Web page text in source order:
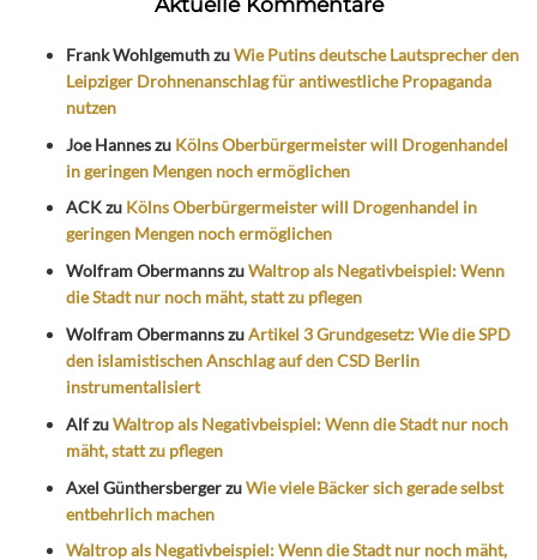
Frank WohlgemuthzuWie Putins deutsche Lautsprecher den
Leipziger Drohnenanschlag für antiwestliche Propaganda
nutzen
Joe Hanneszu Kölns Oberbürgermeister will Drogenhandel
in geringen Mengen noch ermöglichen
ACKzu Kölns Oberbürgermeister will Drogenhandel in
geringen Mengen noch ermöglichen
Wolfram ObermannszuWaltrop als Negativbeispiel: Wenn
die Stadt nur noch mäht, statt zu pflegen
Wolfram ObermannszuArtikel 3 Grundgesetz: Wie die SPD
den islamistischen Anschlag auf den CSD Berlin
instrumentalisiert
AlfzuWaltrop als Negativbeispiel: Wenn die Stadt nur noch
mäht, statt zu pflegen
Axel GünthersbergerzuWie viele Bäcker sich gerade selbst
entbehrlich machen
Waltrop als Negativbeispiel: Wenn die Stadt nur noch mäht,